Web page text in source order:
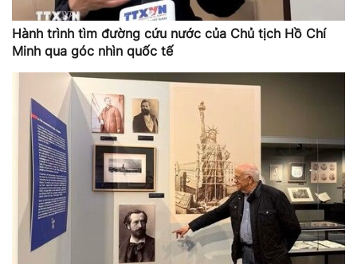
Hành trình tìm đường cứu nước của Chủ tịch Hồ Chí
Minh qua góc nhìn quốc tế